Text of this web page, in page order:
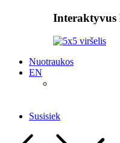
Interaktyvus
Nuotraukos
EN
Susisiek